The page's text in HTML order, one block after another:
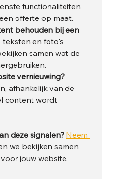
functionaliteiten.
offerte op maat.
behouden bij een
teksten en foto's
samen wat de
vernieuwing?
afhankelijk van de
content wordt
deze signalen? Neem
we bekijken samen
jouw website.